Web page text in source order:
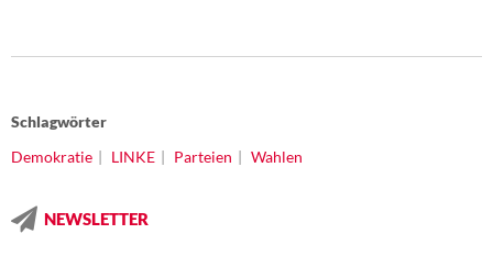
Schlagwörter
Demokratie
LINKE Parteien Wahlen
NEWSLETTER